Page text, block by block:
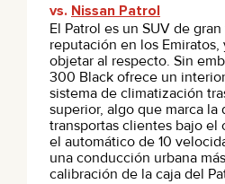
vs. Nissan Patrol
El Patrol es un SUV de
reputación en los
objetar al respecto. Sin
300 Black ofrece un
sistema de climatización
superior, algo que marca
transportas clientes bajo el
el automático de 10
una conducción urbana
calibración de la caja del